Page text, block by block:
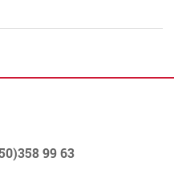
99 63